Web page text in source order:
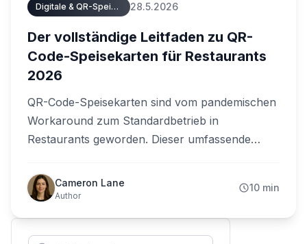
Digitale & QR-Speisekarten 28.5.2026
Der vollständige Leitfaden zu QR-
Code-Speisekarten für Restaurants
2026
QR-Code-Speisekarten sind vom pandemischen
Workaround zum Standardbetrieb in
Restaurants geworden. Dieser umfassende
funktionieren, was sie kosten und wie Sie Ihre in
Minuten starten.
Cameron Lane
Author
10 min